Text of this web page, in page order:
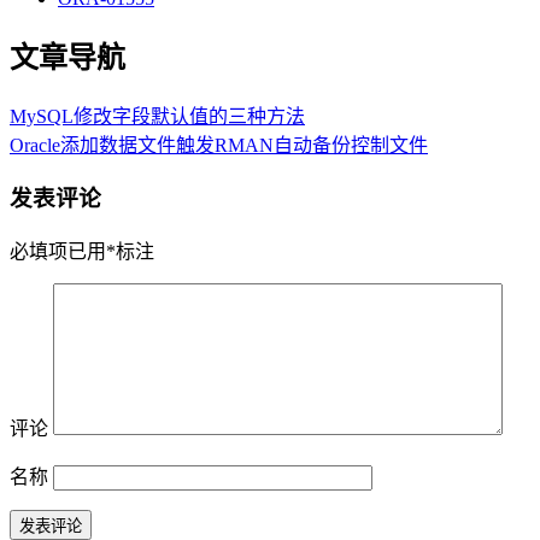
文章导航
MySQL修改字段默认值的三种方法
Oracle添加数据文件触发RMAN自动备份控制文件
发表评论
必填项已用 *标注
评论
名称